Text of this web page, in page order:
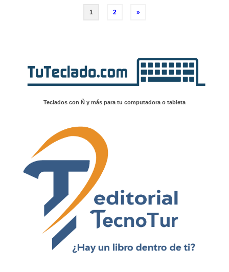
Paginación 1 2 »
Teclados con Ñ y más para tu computadora o tableta